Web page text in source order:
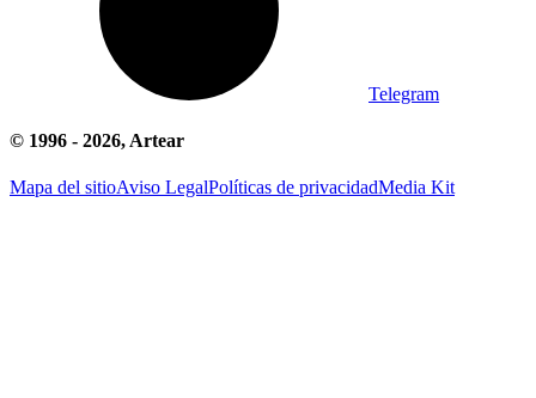
Telegram
© 1996 - 2026, Artear
Mapa del sitioAviso LegalPolíticas de privacidadMedia Kit